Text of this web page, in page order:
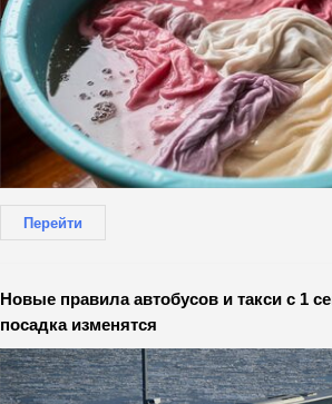
Перейти
Новые правила автобусов и такси с 1
посадка изменятся